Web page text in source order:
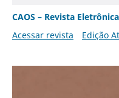
CAOS – Revista
Acessar revista
Edição